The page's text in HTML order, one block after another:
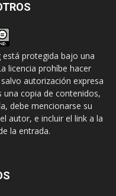
protegida bajo una
licencia prohíbe hacer
autorización expresa
una copia de contenidos,
debe mencionarse su
autor, e incluir el link a la
la entrada.